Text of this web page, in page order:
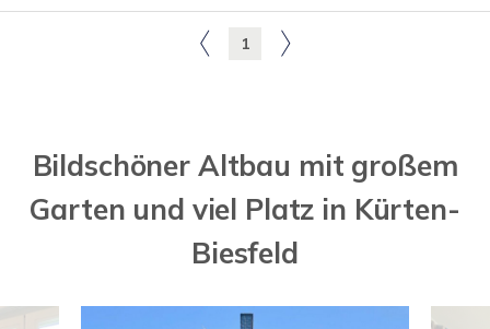
1
Bildschöner Altbau mit großem
Garten und viel Platz in Kürten-
Biesfeld